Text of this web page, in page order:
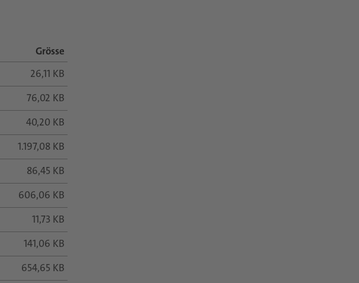
Grösse
26,11 KB
76,02 KB
40,20 KB
1.197,08 KB
86,45 KB
606,06 KB
11,73 KB
141,06 KB
654,65 KB